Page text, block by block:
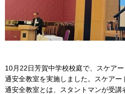
10月22日芳賀中学校校庭で、スケア
通安全教室を実施しました。スケア
通安全教室とは、スタントマンが受講